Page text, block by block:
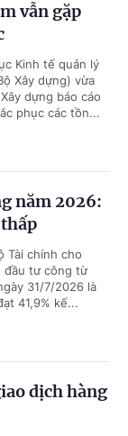
vẫn gặp
Kinh tế quản lý
Xây dựng) vừa
dựng báo cáo
phục các tồn...
năm 2026:
Tài chính cho
đầu tư công từ
31/7/2026 là
41,9% kế...
dịch hàng